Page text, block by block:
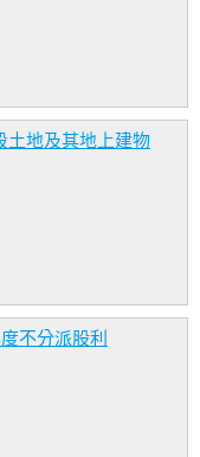
土地及其地上建物
不分派股利